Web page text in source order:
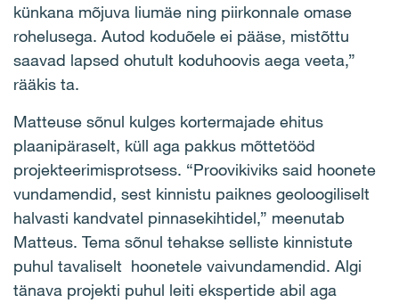
künkana mõjuva liumäe ning piirkonnale omase
rohelusega. Autod koduõele ei pääse, mistõttu
saavad lapsed ohutult koduhoovis aega veeta,”
rääkis ta.
Matteuse sõnul kulges kortermajade ehitus
plaanipäraselt, küll aga pakkus mõttetööd
projekteerimisprotsess. “Proovikiviks said hoonete
vundamendid, sest kinnistu paiknes geoloogiliselt
halvasti kandvatel pinnasekihtidel,” meenutab
Matteus. Tema sõnul tehakse selliste kinnistute
puhul tavaliselt hoonetele vaivundamendid. Algi
tänava projekti puhul leiti ekspertide abil aga